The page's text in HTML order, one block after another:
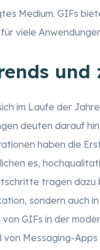
Medium. GIFs
viele
im Laufe der
deuten darauf
haben die
es,
tragen dazu
sondern auch in
GIFs in der
Messaging-